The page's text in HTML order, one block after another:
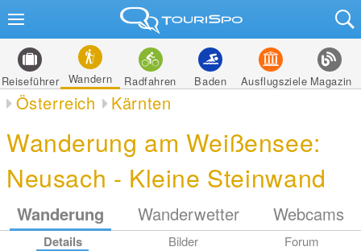
Reiseführer Wandern Radfahren Baden Ausflugsziele Magazin
Österreich Kärnten
Wanderung am Weißensee:
Neusach - Kleine Steinwand
Wanderung Wanderwetter Webcams
Details Bilder Forum